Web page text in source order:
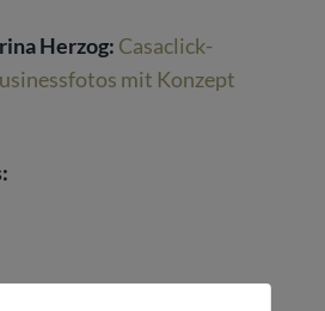
Herzog: Casaclick-
mit Konzept
wurden mit größter